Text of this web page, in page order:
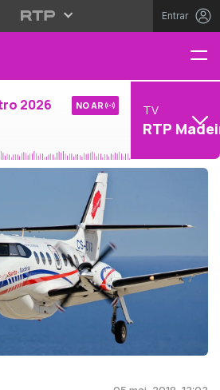
Entrar
2026 NO AR TV
RTP